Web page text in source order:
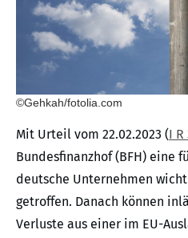
©Gehkah/fotolia.com
Mit Urteil vom 22.02.2023 (I R
Bundesfinanzhof (BFH) eine
deutsche Unternehmen
getroffen. Danach können
Verluste aus einer im EU-